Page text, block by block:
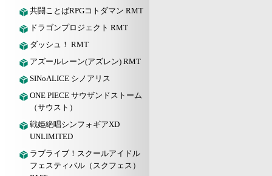
共闘ことばRPGコトダマン RMT
ドラゴンプロジェクト RMT
ダッシュ！ RMT
アズールレーン(アズレン) RMT
SINoALICE シノアリス
ONE PIECE サウザンドストーム
（サウスト）
戦姫絶唱シンフォギアXD
UNLIMITED
ラブライブ！スクールアイドル
フェスティバル（スクフェス）